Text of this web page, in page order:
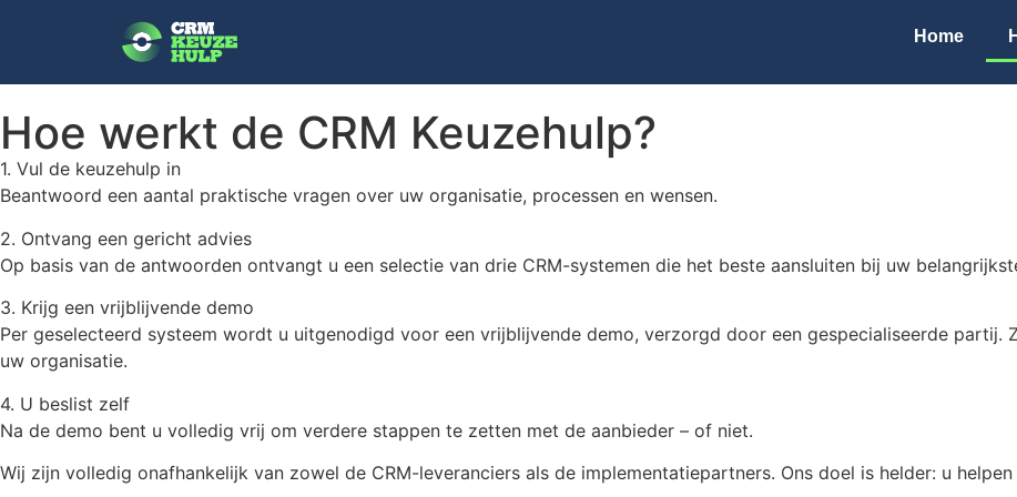
Home
Hoe werkt de CRM Keuzehulp?
1. Vul de keuzehulp in
Beantwoord een aantal praktische vragen over uw organisatie, processen en wensen.
2. Ontvang een gericht advies
Op basis van de antwoorden ontvangt u een selectie van drie CRM-systemen die het beste aansluiten bij uw
3. Krijg een vrijblijvende demo
Per geselecteerd systeem wordt u uitgenodigd voor een vrijblijvende demo, verzorgd door een gespecialiseerde
uw organisatie.
4. U beslist zelf
Na de demo bent u volledig vrij om verdere stappen te zetten met de aanbieder – of niet.
Wij zijn volledig onafhankelijk van zowel de CRM-leveranciers als de implementatiepartners. Ons doel is helder: u